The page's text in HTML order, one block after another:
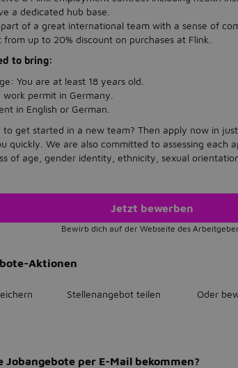
a dedicated hub base.
of a great international team with a sense of
from up to 20% discount on purchases at Flink.
to bring:
You are at least 18 years old.
work permit in Germany.
in English or German.
to get started in a new team? Then apply now in
quickly. We are also committed to assessing each
of age, gender identity, ethnicity, sexual
Jetzt bewerben
Bewirb dich auf der Webseite des
Aktionen
Stellenangebot teilen Oder
Jobangebote per E-Mail bekommen?